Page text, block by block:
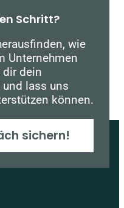
Schritt?
wie
Unternehmen
dein
lass uns
können.
sichern!